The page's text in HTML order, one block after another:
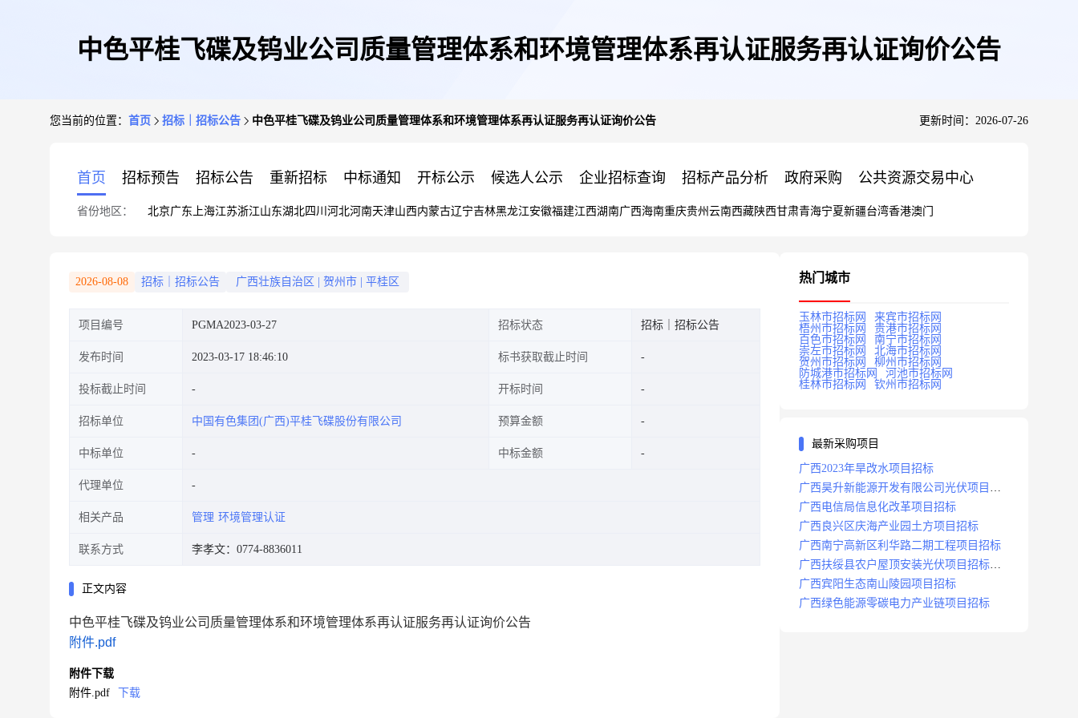
中色平桂飞碟及钨业公司质量管理体系和环境管理体系再认证服务再认证询价公告
您当前的位置： 首页 招标｜招标公告 中色平桂飞碟及钨业公司质量管理体系和环境管理体系再认证服务再认证询价公告 更新时间：2026-07-26
首页 招标预告 招标公告 重新招标 中标通知 开标公示 候选人公示 企业招标查询 招标产品分析 政府采购 公共资源交易中心
省份地区： 北京广东 上海江苏浙江山东湖北四川 河北河南天津山西内蒙古辽宁吉林黑龙江安徽福建江西湖南广西海南重庆贵州 云南西藏陕西甘肃青海宁夏新疆台湾香港澳门
2026-08-08 招标｜招标公告 广西壮族自治区 贺州市 平桂区
项目编号 PGMA2023-03-27 招标状态 招标｜招标公告
发布时间 2023-03-17 18:46:10 标书获取截止时间
投标截止时间 开标时间
招标单位 中国有色集团(广西)平桂飞碟股份有限公司 预算金额
中标单位 中标金额
代理单位
相关产品 管理 环境管理认证
联系方式 李孝文：0774-8836011
正文内容
中色平桂飞碟及钨业公司质量管理体系和环境管理体系再认证服务再认证询价公告
附件.pdf
附件下载
附件.pdf
下载
热门城市
玉林市招标网
来宾市招标网
梧州市招标网
贵港市招标网
百色市招标网
南宁市招标网
崇左市招标网
北海市招标网
贺州市招标网
柳州市招标网
防城港市招标网
河池市招标网
桂林市招标网
钦州市招标网
最新采购项目
广西2023年旱改水项目招标
广西昊升新能源开发有限公司光伏项目招
标
广西电信局信息化改革项目招标
广西良兴区庆海产业园土方项目招标
广西南宁高新区利华路二期工程项目招标
广西扶绥县农户屋顶安装光伏项目招标公
告
广西宾阳生态南山陵园项目招标
广西绿色能源零碳电力产业链项目招标